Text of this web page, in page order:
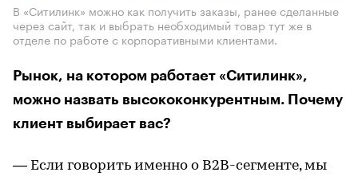
В «Ситилинк» можно как получить заказы, ранее сделанные
через сайт, так и выбрать необходимый товар тут же в
отделе по работе с корпоративными клиентами.
Рынок, на котором работает «Ситилинк»,
можно назвать высококонкурентным. Почему
клиент выбирает вас?
— Если говорить именно о В2В-сегменте, мы